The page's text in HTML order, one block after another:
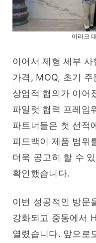
이라크
이어서 제형 세부
가격, MOQ, 초기
상업적 협의가 이어
파일럿 협력 프레임
파트너들은 첫 선적
피드백이 제품 범위
더욱 공고히 할 수
확인했습니다.
이번 성공적인 방문
강화되고 중동에서
열렸습니다. 앞으로